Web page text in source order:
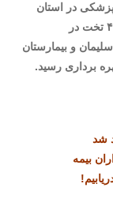
امروز ۱۲۰ تخت روانپزشکی در استان
خوزستان شامل ۷۴ تخت در بیمارستان گلستان و ۴۶ تخت در
و بیمارستان
شد
بیمه